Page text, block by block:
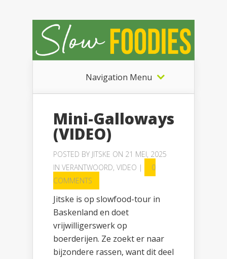
Navigation Menu
Mini-Galloways
(VIDEO)
POSTED BY JITSKE ON 21 MEI, 2025
IN VERANTWOORD, VIDEO |
0
COMMENTS
Jitske is op slowfood-tour in
Baskenland en doet
vrijwilligerswerk op
boerderijen. Ze zoekt er naar
bijzondere rassen, want dit deel